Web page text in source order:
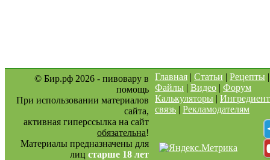
© Бир.рф 2026 - пивовару в
помощь
При использовании материалов
сайта,
активная гиперссылка на сайт
обязательна!
Материалы предназначены для
лиц старше 18 лет
Главная | Статьи | Рецепты
Файлы | Видео | Форум
Калькуляторы |
связь | Рекламодателям